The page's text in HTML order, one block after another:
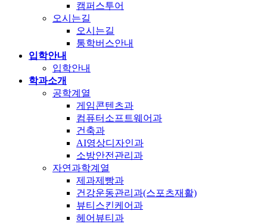
캠퍼스투어
오시는길
오시는길
통학버스안내
입학안내
입학안내
학과소개
공학계열
게임콘텐츠과
컴퓨터소프트웨어과
건축과
AI영상디자인과
소방안전관리과
자연과학계열
제과제빵과
건강운동관리과(스포츠재활)
뷰티스킨케어과
헤어뷰티과